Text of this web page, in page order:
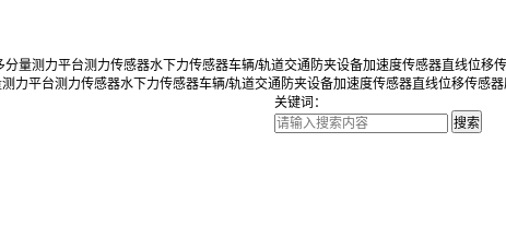
分量测力平台测力传感器水下力传感器车辆/轨道交通防夹设备加速度传感器直线位移
力平台测力传感器水下力传感器车辆/轨道交通防夹设备加速度传感器直线位移传感器
关键词：